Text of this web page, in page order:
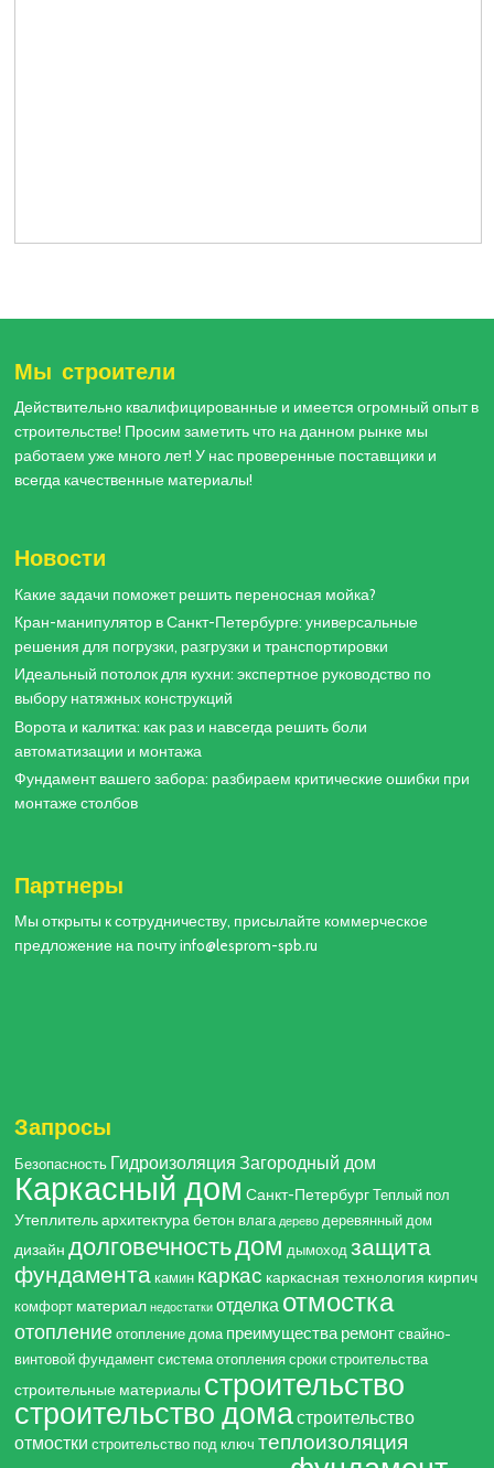
Мы строители
Действительно квалифицированные и имеется огромный опыт в
строительстве! Просим заметить что на данном рынке мы
работаем уже много лет! У нас проверенные поставщики и
всегда качественные материалы!
Новости
Какие задачи поможет решить переносная мойка?
Кран-манипулятор в Санкт-Петербурге: универсальные
решения для погрузки, разгрузки и транспортировки
Идеальный потолок для кухни: экспертное руководство по
выбору натяжных конструкций
Ворота и калитка: как раз и навсегда решить боли
автоматизации и монтажа
Фундамент вашего забора: разбираем критические ошибки при
монтаже столбов
Партнеры
Мы открыты к сотрудничеству, присылайте коммерческое
предложение на почту info@lesprom-spb.ru
Запросы
Безопасность Гидроизоляция Загородный дом
Каркасный дом Санкт-Петербург Теплый пол
Утеплительархитектурабетон влага дерево деревянный дом
дизайн долговечностьдом дымоход защита
фундамента камин каркас каркасная технология кирпич
комфорт материал недостатки отделка отмостка
отопление отопление дома преимуществаремонт свайно-
винтовой фундамент система отопления сроки строительства
строительные материалы строительство
строительство домастроительство
отмостки строительство под ключ теплоизоляция